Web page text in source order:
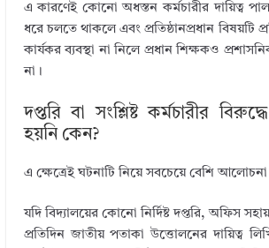
এ কারণেই কোনো অধস্তন কর্মচারীর দায়িত্ব
ধরে চলতে থাকলে এবং প্রতিষ্ঠানপ্রধান বিষয়টি
কার্যকর ব্যবস্থা না নিলে প্রধান শিক্ষকও
না।
দপ্তরি বা সংশ্লিষ্ট কর্মচারীর
হয়নি কেন?
এ ক্ষেত্রেই ঘটনাটি নিয়ে সবচেয়ে বেশি
যদি বিদ্যালয়ের কোনো নির্দিষ্ট দপ্তরি, অফিস
প্রতিদিন জাতীয় পতাকা উত্তোলনের দায়িত্ব